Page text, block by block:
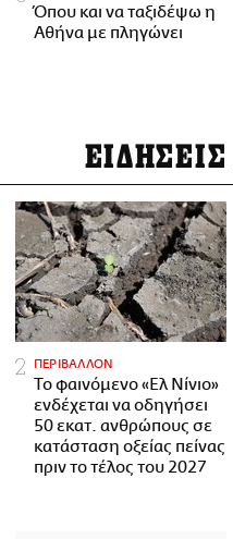
Όπου και να ταξιδέψω η
Αθήνα με πληγώνει
ΕΙΔΗΣΕΙΣ
ΠΕΡΙΒΑΛΛΟΝ
Το φαινόμενο «Ελ Νίνιο»
ενδέχεται να οδηγήσει
50 εκατ. ανθρώπους σε
κατάσταση οξείας πείνας
πριν το τέλος του 2027